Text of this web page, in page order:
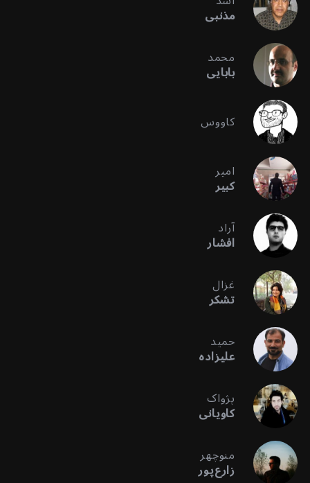
مذنبی
محمد
بابایی
کاووس
امیر
کبیر
آراد
افشار
غزال
تشکر
حمید
علیزاده
پژواک
کاویانی
منوچهر
زارع‌پور